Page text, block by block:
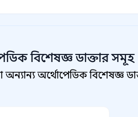
বিশেষজ্ঞ ডাক্তার সমূহ
অর্থোপেডিক বিশেষজ্ঞ